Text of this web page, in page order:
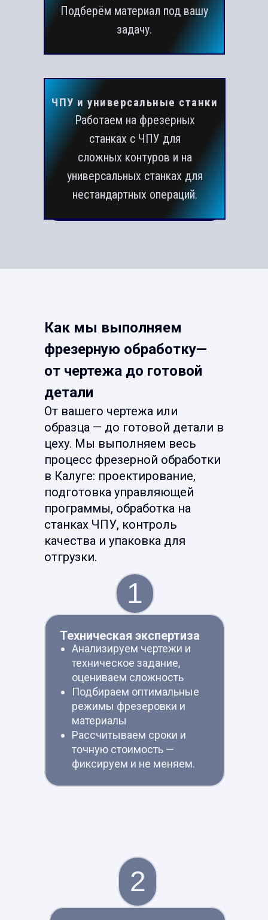
По чертежам и образцам
Изготовим деталь по
чертежу, эскизу или
физическому образцу.
Поможем создать модель
при необходимости.
ЧПУ и универсальные станки
Работаем на фрезерных
станках с ЧПУ для
сложных контуров и на
универсальных станках для
нестандартных операций.
Подберём материал под вашу
задачу.
Как мы выполняем
фрезерную обработку—
от чертежа до готовой
детали
От вашего чертежа или
образца — до готовой детали в
цеху. Мы выполняем весь
процесс фрезерной обработки
в Калуге: проектирование,
подготовка управляющей
программы, обработка на
станках ЧПУ, контроль
качества и упаковка для
отгрузки.
2
1
Техническая экспертиза
Анализируем чертежи и
техническое задание,
оцениваем сложность
Подбираем оптимальные
режимы фрезеровки и
материалы
Рассчитываем сроки и
точную стоимость —
фиксируем и не меняем.